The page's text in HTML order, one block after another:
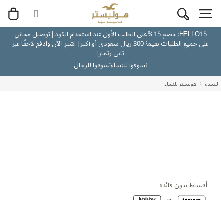
HELLO15: خصم 15% على الطلب الأول عند استخدام الكود | توصيل مجاني
على جميع الطلبات بقيمة 300 ريال سعودي أو أكثر | اشترِ الآن وادفع لاحقًا عبر
تابي وتمارا
تسوقوا للنساءتسوقوا للرجال
للنساء هوليستر للنساء
أقساط بدون فائدة